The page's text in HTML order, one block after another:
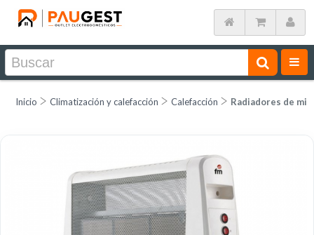
Inicio Climatización y calefacción Calefacción Radiadores de